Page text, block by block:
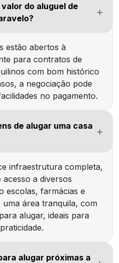
do aluguel de
estão abertos à
para contratos de
com bom histórico
a negociação pode
no pagamento.
de alugar uma casa
infraestrutura completa,
a diversos
escolas, farmácias e
uma área tranquila, com
alugar, ideais para
alugar próximas a